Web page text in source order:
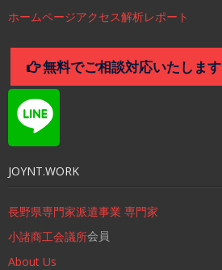
ホームページアクセス解析レポート
無料でご相談対応いたします
JOYNT.WORK
長野県専門家派遣事業 専門家
小諸商工会議所会員
About Us